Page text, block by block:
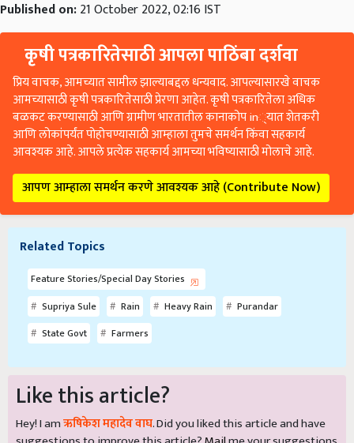
Published on:21 October 2022, 02:16 IST
कृषी पत्रकारितेसाठी आपला पाठिंबा दर्शवा
प्रिय वाचक, आमच्यात सामील झाल्याबद्दल धन्यवाद. आपल्यासारखे वाचक
आमच्यासाठी कृषी पत्रकारितेसाठी प्रेरणा आहेत. कृषी पत्रकारितेला अधिक
बळकट करण्यासाठी आणि ग्रामीण भारतातील कानाकोप in्यात शेतकरी
आणि लोकांपर्यंत पोहोचण्यासाठी आम्हाला तुमचे समर्थन किंवा सहकार्य
आवश्यक आहे. आपले प्रत्येक सहकार्य आमच्या भविष्यासाठी मोलाचे आहे.
आपण आम्हाला समर्थन करणे आवश्यक आहे (Contribute Now)
Related Topics
Feature Stories/Special Day Stories
Supriya Sule
Rain Heavy Rain
Purandar
State Govt
Farmers
Like this article?
Hey! I amऋषिकेश महादेव वाघ. Did you liked this article and have